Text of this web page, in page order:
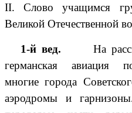
II. Слово учащимся
Великой Отечественной
1-й вед. На
германская авиация
многие города
аэродромы и